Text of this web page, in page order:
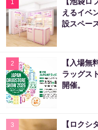
1
えるイベ
設スペー
2
【入場無
ラッグス
開催。
3
【ロクシ